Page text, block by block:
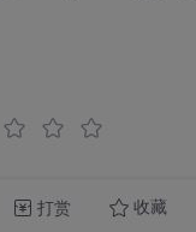
打赏 收藏